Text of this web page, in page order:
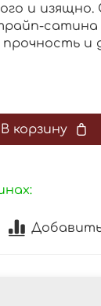
и
сатина
и
В корзину